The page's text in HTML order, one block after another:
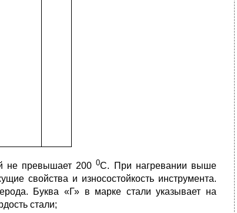
не превышает 2000С. При нагревании выше
свойства и износостойкость инструмента.
Буква «Г» в марке стали указывает на
стали;